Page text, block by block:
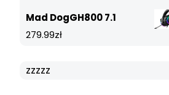
Mad DogGH800 7.1
279.99zł
zzzzz